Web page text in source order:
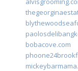
bobacove.com